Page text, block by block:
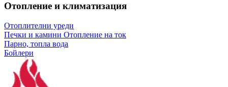
Отопление и климатизация
Отоплителни уреди
Печки и камини Отопление на ток
Парно, топла вода
Бойлери